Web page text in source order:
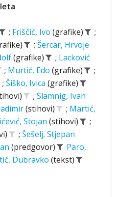
; Friščić, Ivo (grafike)
;
; Šercar, Hrvoje
(grafike) ; Lacković
; Murtić, Edo (grafike)
;
; Šiško, Ivica (grafike)
; Slamnig, Ivan
(stihovi) ; Martić,
Stojan (stihovi)
;
; Šešelj, Stjepan
(predgovor)
Paro,
Dubravko (tekst)